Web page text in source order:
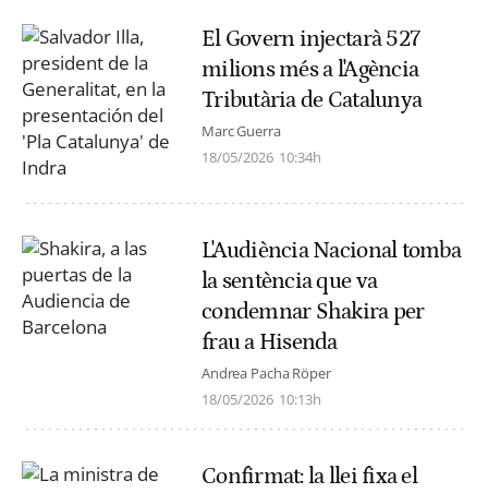
El Govern injectarà 527
milions més a l'Agència
Tributària de Catalunya
Marc Guerra
18/05/2026 10:34h
L'Audiència Nacional tomba
la sentència que va
condemnar Shakira per
frau a Hisenda
Andrea Pacha Röper
18/05/2026 10:13h
Confirmat: la llei fixa el